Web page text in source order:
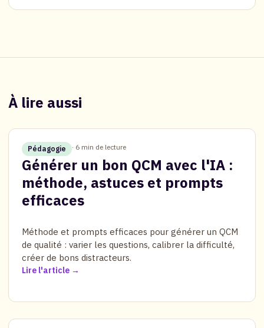
À lire aussi
Pédagogie · 6 min de lecture
Générer un bon QCM avec l'IA :
méthode, astuces et prompts
efficaces
Méthode et prompts efficaces pour générer un QCM
de qualité : varier les questions, calibrer la difficulté,
créer de bons distracteurs.
Lire l'article